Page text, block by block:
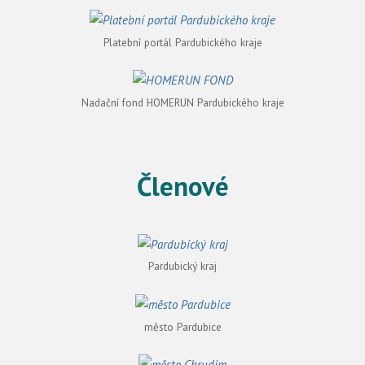
Platební portál Pardubického kraje
Nadační fond HOMERUN Pardubického kraje
Členové
Pardubický kraj
město Pardubice